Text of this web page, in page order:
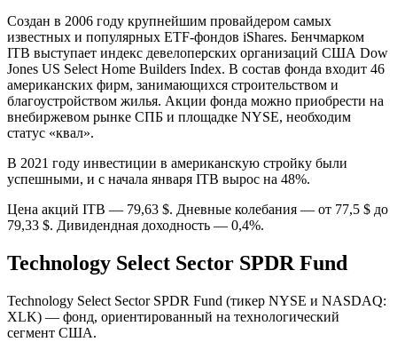
Создан в 2006 году крупнейшим провайдером самых
известных и популярных ETF-фондов iShares. Бенчмарком
ITB выступает индекс девелоперских организаций США Dow
Jones US Select Home Builders Index. В состав фонда входит 46
американских фирм, занимающихся строительством и
благоустройством жилья. Акции фонда можно приобрести на
внебиржевом рынке СПБ и площадке NYSE, необходим
статус «квал».
В 2021 году инвестиции в американскую стройку были
успешными, и с начала января ITB вырос на 48%.
Цена акций ITB — 79,63 $. Дневные колебания — от 77,5 $ до
79,33 $. Дивидендная доходность — 0,4%.
Technology Select Sector SPDR Fund
Technology Select Sector SPDR Fund (тикер NYSE и NASDAQ:
XLK) — фонд, ориентированный на технологический
сегмент США.